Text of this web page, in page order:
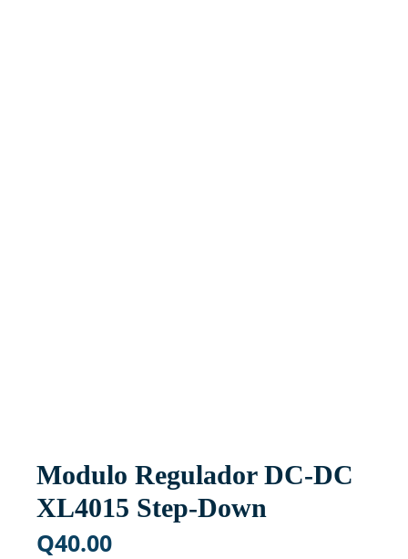
Modulo Regulador DC-DC
XL4015 Step-Down
Q40.00